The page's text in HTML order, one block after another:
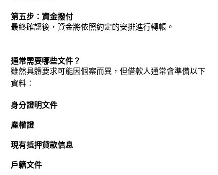
第五步：資金撥付
最終確認後，資金將依照約定的安排進行轉帳。
通常需要哪些文件？
雖然具體要求可能因個案而異，但借款人通常會準備以下
資料：
身分證明文件
產權證
現有抵押貸款信息
戶籍文件